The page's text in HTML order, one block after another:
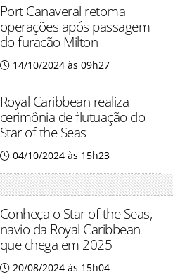
Port Canaveral retoma
operações após passagem
do furacão Milton
14/10/2024 às 09h27
Royal Caribbean realiza
cerimônia de flutuação do
Star of the Seas
04/10/2024 às 15h23
Conheça o Star of the Seas,
navio da Royal Caribbean
que chega em 2025
20/08/2024 às 15h04